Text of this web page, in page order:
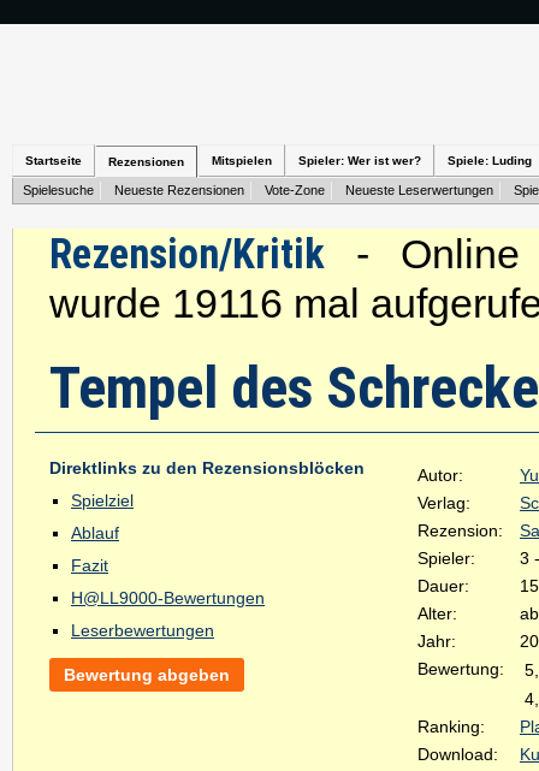
Startseite Rezensionen Mitspielen Spieler: Wer ist wer? Spiele: Luding
Spielesuche Neueste Rezensionen Vote-Zone Neueste Leserwertungen
Rezension/Kritik - Online
wurde 19116 mal
Tempel des
Direktlinks zu den Rezensionsblöcken
Spielziel
Ablauf
Fazit
H@LL9000-Bewertungen
Leserbewertungen
Bewertung abgeben
Autor:
Verlag:
Rezension:
Spieler:
3
Dauer:
Alter:
Jahr:
Bewertung:
Ranking:
Download: